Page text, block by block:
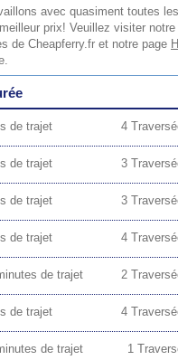
avec quasiment toutes
prix! Veuillez visiter notre
de Cheapferry.fr et notre page
de trajet 4
de trajet 3
de trajet 3
de trajet 4
de trajet 2
de trajet 4
de trajet 1